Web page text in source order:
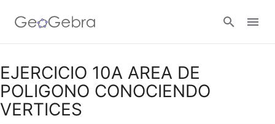
Google Classroom
GeoGebra Classroom
EJERCICIO 10A AREA DE
POLIGONO CONOCIENDO
VERTICES